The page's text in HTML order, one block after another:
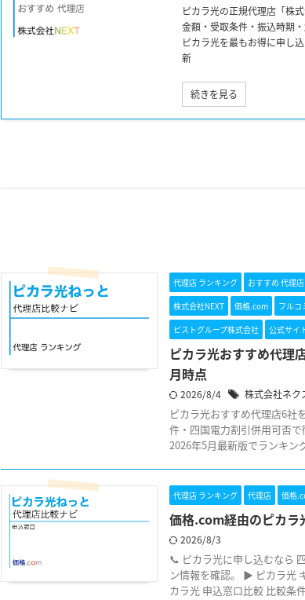
ピカラ光の正規代理店「株
金額・受取条件・振込時期
ピカラ光を最もお得に申し
新
続きを見る
代理店 ランキング おすすめ 代理
株式会社NEXT
価格.com フルコ
ピストグループ株式会社
公式サイ
ピカラ光おすすめ代理
月時点
2026/8/4 株式会社ネク
ピカラ光おすすめ代理店6社
件・四国電力割引併用可否
2026年5月最新版でランキン
代理店 ランキング 代理店 価格
価格.com経由のピカラ
2026/8/3
📞 ピカラ光に申し込むなら
ン情報を確認。 ▶ ピカラ光
カラ光 申込窓口比較 比較条